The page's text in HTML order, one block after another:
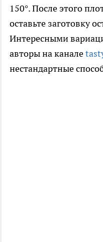
150°. После этого
оставьте заготовку
Интересными
авторы на канале
нестандартные